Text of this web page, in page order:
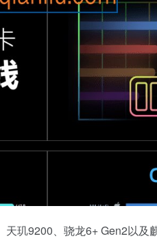
玑9200、骁龙6+ Gen2以